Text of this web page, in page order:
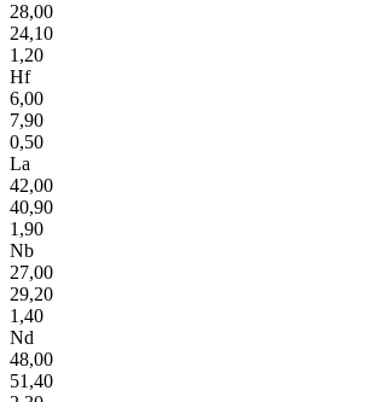
28,00
24,10
1,20
Hf
6,00
7,90
0,50
La
42,00
40,90
1,90
Nb
27,00
29,20
1,40
Nd
48,00
51,40